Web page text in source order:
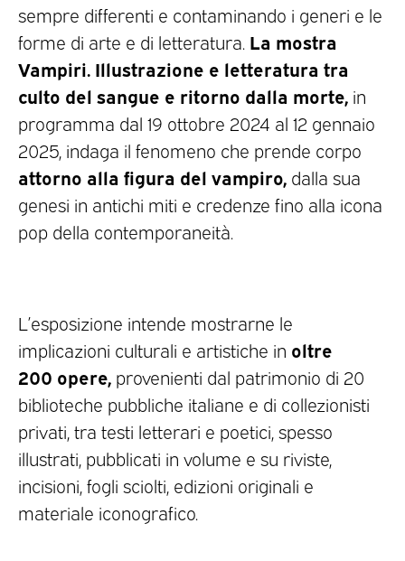
sempre differenti e contaminando i generi e le
forme di arte e di letteratura. La mostra
Vampiri. Illustrazione e letteratura tra
culto del sangue e ritorno dalla morte, in
programma dal 19 ottobre 2024 al 12 gennaio
2025, indaga il fenomeno che prende corpo
attorno alla figura del vampiro, dalla sua
genesi in antichi miti e credenze fino alla icona
pop della contemporaneità.
L’esposizione intende mostrarne le
implicazioni culturali e artistiche in oltre
200 opere, provenienti dal patrimonio di 20
biblioteche pubbliche italiane e di collezionisti
privati, tra testi letterari e poetici, spesso
illustrati, pubblicati in volume e su riviste,
incisioni, fogli sciolti, edizioni originali e
materiale iconografico.